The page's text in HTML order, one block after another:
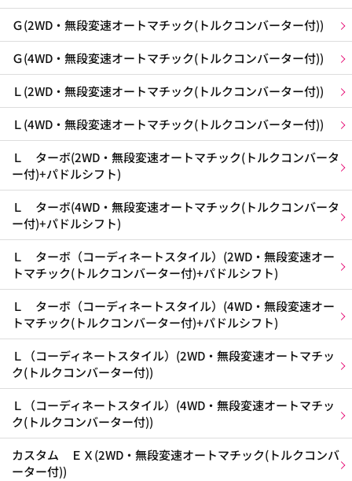
Ｇ(2WD・無段変速オートマチック(トルクコンバーター付))
Ｇ(4WD・無段変速オートマチック(トルクコンバーター付))
Ｌ(2WD・無段変速オートマチック(トルクコンバーター付))
Ｌ(4WD・無段変速オートマチック(トルクコンバーター付))
Ｌ ターボ(2WD・無段変速オートマチック(トルクコンバータ
ー付)+パドルシフト)
Ｌ ターボ(4WD・無段変速オートマチック(トルクコンバータ
ー付)+パドルシフト)
Ｌ ターボ（コーディネートスタイル）(2WD・無段変速オー
トマチック(トルクコンバーター付)+パドルシフト)
Ｌ ターボ（コーディネートスタイル）(4WD・無段変速オー
トマチック(トルクコンバーター付)+パドルシフト)
Ｌ（コーディネートスタイル）(2WD・無段変速オートマチッ
ク(トルクコンバーター付))
Ｌ（コーディネートスタイル）(4WD・無段変速オートマチッ
ク(トルクコンバーター付))
カスタム ＥＸ(2WD・無段変速オートマチック(トルクコンバ
ーター付))